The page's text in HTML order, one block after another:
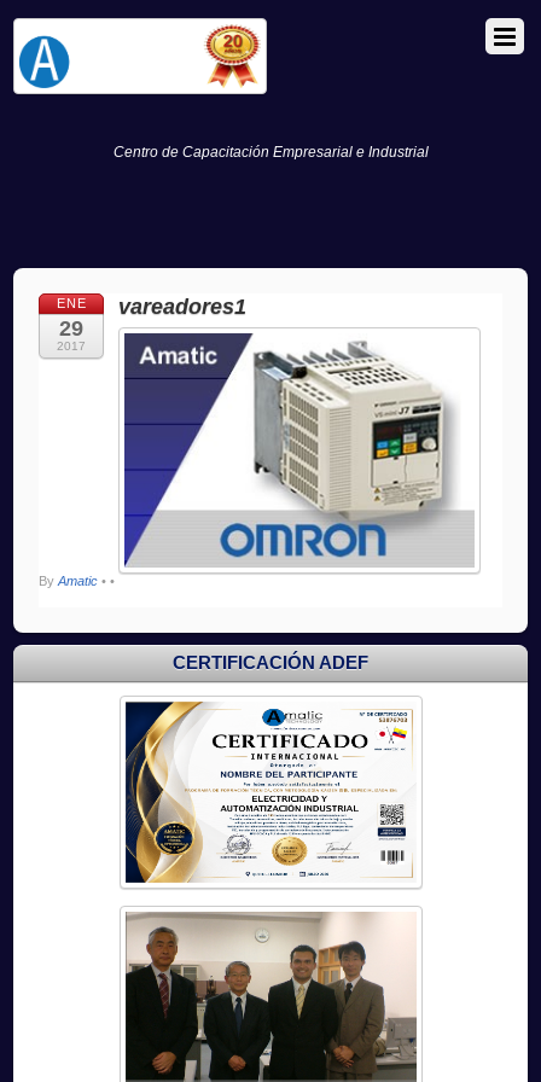
Centro de Capacitación Empresarial e Industrial
ENE
29
2017
vareadores1
ByAmatic • •
CERTIFICACIÓN ADEF